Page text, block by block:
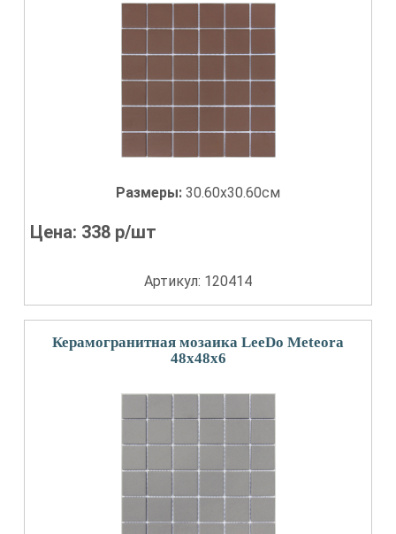
Размеры: 30.60x30.60см
Цена: 338 р/шт
Артикул: 120414
Керамогранитная мозаика LeeDo Meteora
48x48x6